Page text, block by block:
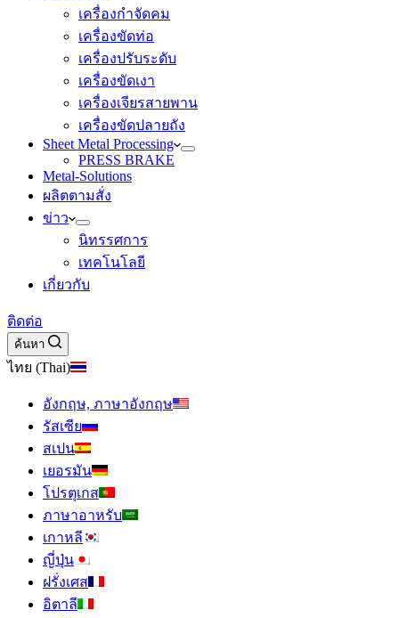
เครื่องกำจัดคม
เครื่องขัดท่อ
เครื่องปรับระดับ
เครื่องขัดเงา
เครื่องเจียรสายพาน
เครื่องขัดปลายถัง
Sheet Metal Processing
PRESS BRAKE
Metal-Solutions
ผลิตตามสั่ง
ข่าว
นิทรรศการ
เทคโนโลยี
เกี่ยวกับ
ติดต่อ
ค้นหา
ไทย (Thai)
อังกฤษ, ภาษาอังกฤษ
รัสเซีย
สเปน
เยอรมัน
โปรตุเกส
ภาษาอาหรับ
เกาหลี
ญี่ปุ่น
ฝรั่งเศส
อิตาลี